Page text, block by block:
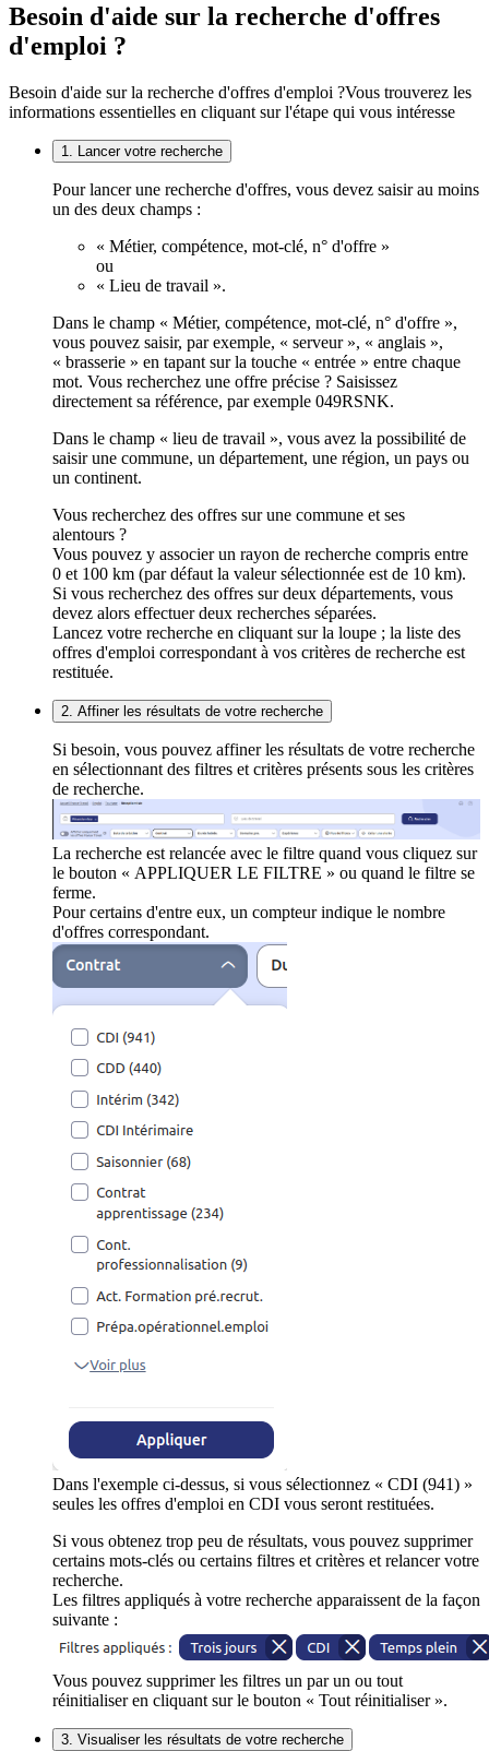
Besoin d'aide sur la recherche d'offres
d'emploi ?
Besoin d'aide sur la recherche d'offres d'emploi ?Vous trouverez les
informations essentielles en cliquant sur l'étape qui vous intéresse
1. Lancer votre recherche
Pour lancer une recherche d'offres, vous devez saisir au moins
un des deux champs :
« Métier, compétence, mot-clé, n° d'offre »
ou
« Lieu de travail ».
Dans le champ « Métier, compétence, mot-clé, n° d'offre »,
vous pouvez saisir, par exemple, « serveur », « anglais »,
« brasserie » en tapant sur la touche « entrée » entre chaque
mot. Vous recherchez une offre précise ? Saisissez
directement sa référence, par exemple 049RSNK.
Dans le champ « lieu de travail », vous avez la possibilité de
saisir une commune, un département, une région, un pays ou
un continent.
Vous recherchez des offres sur une commune et ses
alentours ?
Vous pouvez y associer un rayon de recherche compris entre
0 et 100 km (par défaut la valeur sélectionnée est de 10 km).
Si vous recherchez des offres sur deux départements, vous
devez alors effectuer deux recherches séparées.
Lancez votre recherche en cliquant sur la loupe ; la liste des
offres d'emploi correspondant à vos critères de recherche est
restituée.
2. Affiner les résultats de votre recherche
Si besoin, vous pouvez affiner les résultats de votre recherche
en sélectionnant des filtres et critères présents sous les critères
de recherche.
La recherche est relancée avec le filtre quand vous cliquez sur
le bouton « APPLIQUER LE FILTRE » ou quand le filtre se
ferme.
Pour certains d'entre eux, un compteur indique le nombre
d'offres correspondant.
Dans l'exemple ci-dessus, si vous sélectionnez « CDI (941) »
seules les offres d'emploi en CDI vous seront restituées.
Si vous obtenez trop peu de résultats, vous pouvez supprimer
certains mots-clés ou certains filtres et critères et relancer votre
recherche.
Les filtres appliqués à votre recherche apparaissent de la façon
suivante :
Vous pouvez supprimer les filtres un par un ou tout
réinitialiser en cliquant sur le bouton « Tout réinitialiser ».
3. Visualiser les résultats de votre recherche